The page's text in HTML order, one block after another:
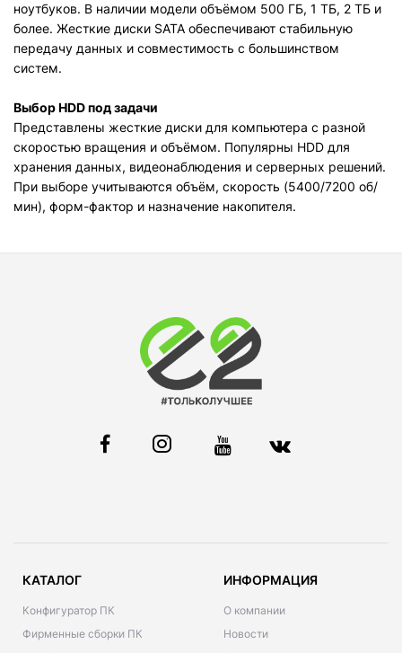
ноутбуков. В наличии модели объёмом 500 ГБ, 1 ТБ, 2 ТБ и
более. Жесткие диски SATA обеспечивают стабильную
передачу данных и совместимость с большинством
систем.
Выбор HDD под задачи
Представлены жесткие диски для компьютера с разной
скоростью вращения и объёмом. Популярны HDD для
хранения данных, видеонаблюдения и серверных решений.
При выборе учитываются объём, скорость (5400/7200 об/
мин), форм-фактор и назначение накопителя.
КАТАЛОГ
Конфигуратор ПК
Фирменные сборки ПК
ИНФОРМАЦИЯ
О компании
Новости